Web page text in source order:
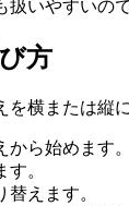
扱いやすいの
方
横または縦
ら始めます。
。
えます。